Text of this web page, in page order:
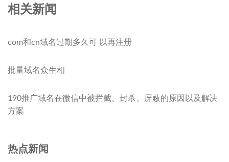
相关新闻
com和cn域名过期多久可 以再注册
批量域名众生相
190推广域名在微信中被拦截、封杀、屏蔽的原因以及解决
方案
热点新闻